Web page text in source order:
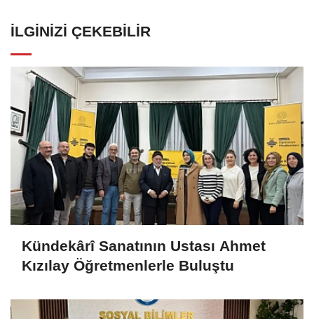
İLGINIZI ÇEKEBILIR
Kündekârî Sanatının Ustası Ahmet
Kızılay Öğretmenlerle Buluştu